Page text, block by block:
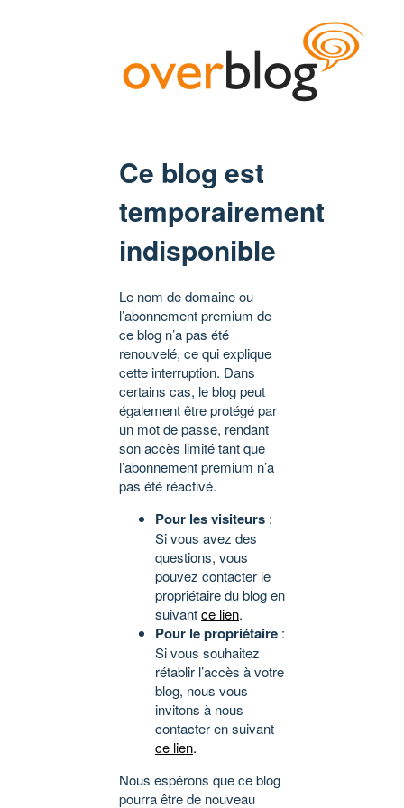
Ce blog est
temporairement
indisponible
Le nom de domaine ou
l’abonnement premium de
ce blog n’a pas été
renouvelé, ce qui explique
cette interruption. Dans
certains cas, le blog peut
également être protégé par
un mot de passe, rendant
son accès limité tant que
l’abonnement premium n’a
pas été réactivé.
Pour les visiteurs :
Si vous avez des
questions, vous
pouvez contacter le
propriétaire du blog en
suivantce lien.
Pour le propriétaire :
Si vous souhaitez
rétablir l’accès à votre
blog, nous vous
invitons à nous
contacter en suivant
ce lien.
Nous espérons que ce blog
pourra être de nouveau